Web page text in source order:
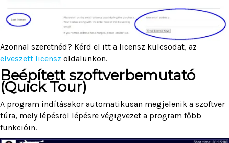
Azonnal szeretnéd? Kérd el itt a licensz kulcsodat, az
elveszett licensz oldalunkon.
Beépített szoftverbemutató
(Quick Tour)
A program indításakor automatikusan megjelenik a szoftver
túra, mely lépésről lépésre végigvezet a program főbb
funkcióin.